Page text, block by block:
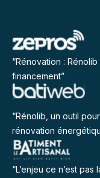
“Rénovation :
financement”
“Rénolib, un outil
rénovation
“L’enjeu ce n’est